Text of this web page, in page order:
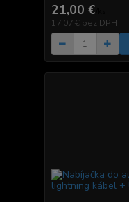
21,00 €
17,07 € bez DPH